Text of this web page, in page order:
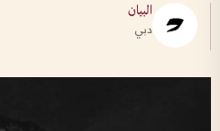
البيان
دبي